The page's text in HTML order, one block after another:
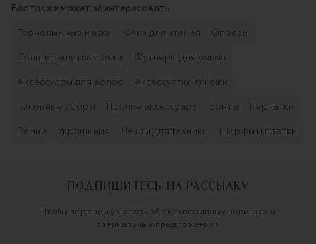
Вас также может заинтересовать
Горнолыжные маски Очки для чтения Оправы
Солнцезащитные очки Футляры для очков
Аксессуары для волос Аксессуары из кожи
Головные уборы Прочие аксессуары Зонты Перчатки
Ремни Украшения Чехлы для техники Шарфы и платки
ПОДПИШИТЕСЬ НА РАССЫЛКУ
Чтобы первыми узнавать об эксклюзивных новинках и
специальных предложениях